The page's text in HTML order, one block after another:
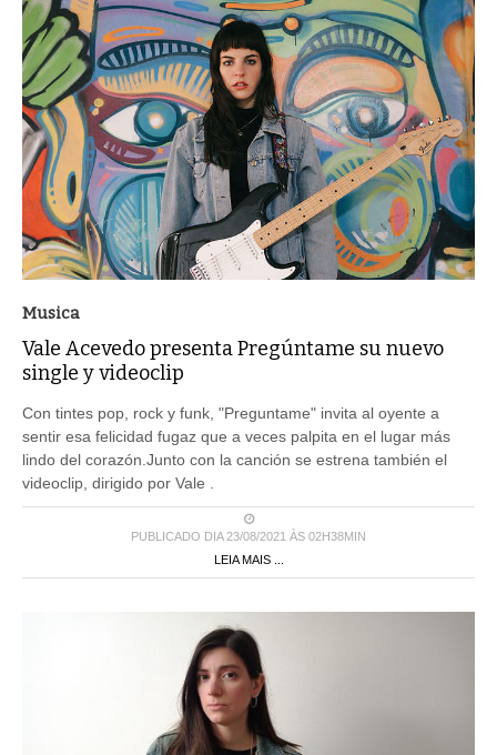
Musica
Vale Acevedo presenta Pregúntame su nuevo
single y videoclip
Con tintes pop, rock y funk, "Preguntame" invita al oyente a
sentir esa felicidad fugaz que a veces palpita en el lugar más
lindo del corazón.Junto con la canción se estrena también el
videoclip, dirigido por Vale .
PUBLICADO DIA 23/08/2021 ÀS 02H38MIN
LEIA MAIS ...